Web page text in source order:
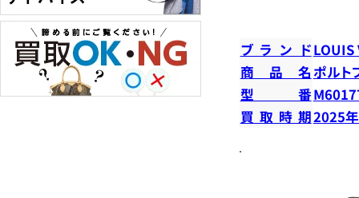
ブランドLOUIS
商品名ポルト
型番
買取時期2025